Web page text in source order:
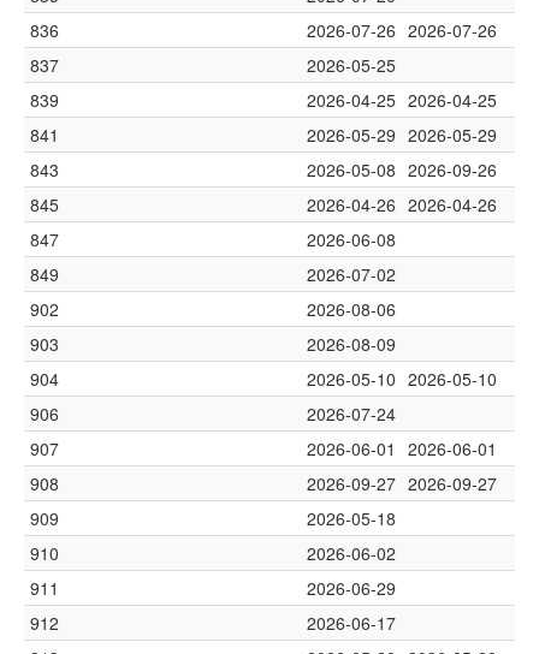
836
2026-07-26 2026-07-26
837
2026-05-25
839
2026-04-25 2026-04-25
841
2026-05-29 2026-05-29
843
2026-05-08 2026-09-26
845
2026-04-26 2026-04-26
847
2026-06-08
849
2026-07-02
902
2026-08-06
903
2026-08-09
904
2026-05-10 2026-05-10
906
2026-07-24
907
2026-06-01
2026-06-01
908
2026-09-27 2026-09-27
909
2026-05-18
910
2026-06-02
911
2026-06-29
912
2026-06-17